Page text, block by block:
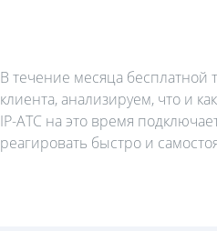
В течение месяца
клиента, анализируем, что и
IP-АТС на это время
реагировать быстро и